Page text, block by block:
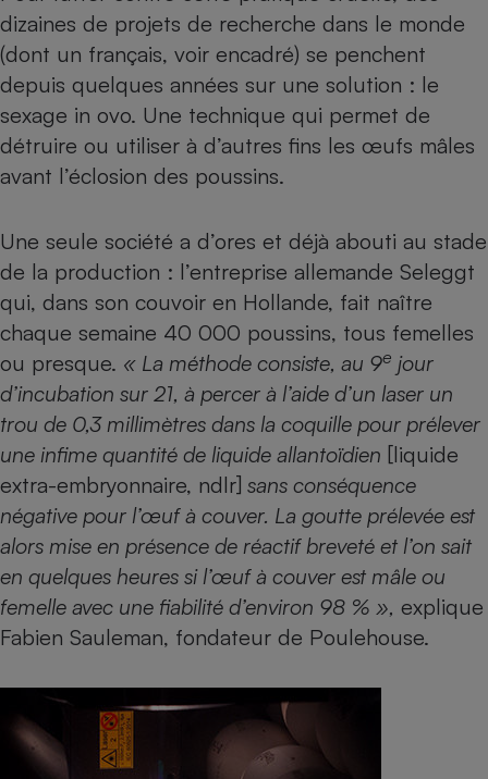
dizaines de projets de recherche dans le monde
(dont un français, voir encadré) se penchent
depuis quelques années sur une solution : le
sexage in ovo. Une technique qui permet de
détruire ou utiliser à d’autres fins les œufs mâles
avant l’éclosion des poussins.
Une seule société a d’ores et déjà abouti au stade
de la production : l’entreprise allemande Seleggt
qui, dans son couvoir en Hollande, fait naître
chaque semaine 40 000 poussins, tous femelles
ou presque. « La méthode consiste, au 9e jour
d’incubation sur 21, à percer à l’aide d’un laser un
trou de 0,3 millimètres dans la coquille pour prélever
une infime quantité de liquide allantoïdien [liquide
extra-embryonnaire, ndlr] sans conséquence
négative pour l’œuf à couver. La goutte prélevée est
alors mise en présence de réactif breveté et l’on sait
en quelques heures si l’œuf à couver est mâle ou
femelle avec une fiabilité d’environ 98 % », explique
Fabien Sauleman, fondateur de Poulehouse.
Robot ménager